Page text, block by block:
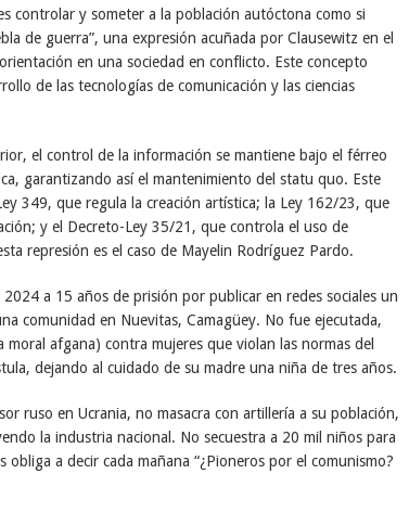
controlar y someter a la población autóctona como si
de guerra”, una expresión acuñada por Clausewitz en el
en una sociedad en conflicto. Este concepto
de las tecnologías de comunicación y las ciencias
el control de la información se mantiene bajo el férreo
garantizando así el mantenimiento del statu quo. Este
349, que regula la creación artística; la Ley 162/23, que
y el Decreto-Ley 35/21, que controla el uso de
represión es el caso de Mayelin Rodríguez Pardo.
a 15 años de prisión por publicar en redes sociales un
comunidad en Nuevitas, Camagüey. No fue ejecutada,
afgana) contra mujeres que violan las normas del
dejando al cuidado de su madre una niña de tres años.
ruso en Ucrania, no masacra con artillería a su población,
la industria nacional. No secuestra a 20 mil niños para
a decir cada mañana “¿Pioneros por el comunismo?